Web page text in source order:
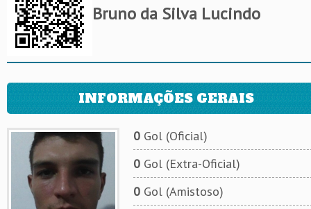
Bruno da Silva Lucindo
INFORMAÇÕES GERAIS
0Gol (Oficial)
0Gol (Extra-Oficial)
0Gol (Amistoso)